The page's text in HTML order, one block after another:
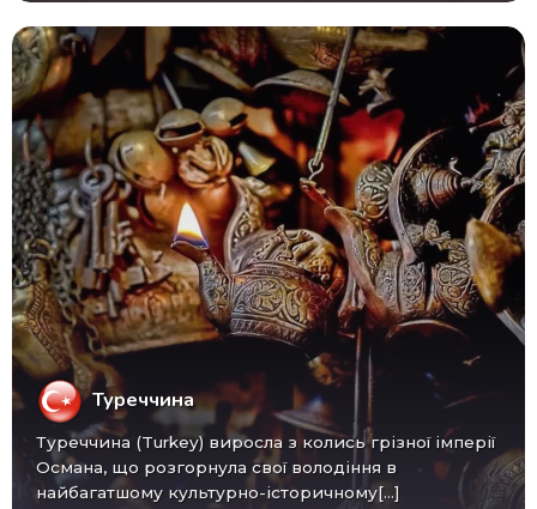
Туреччина
Туреччина (Turkey) виросла з колись грізної імперії
Османа, що розгорнула свої володіння в
найбагатшому культурно-історичному[...]